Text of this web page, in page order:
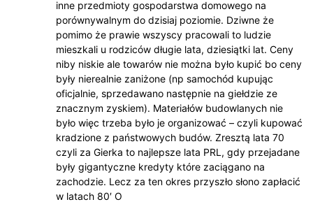
inne przedmioty gospodarstwa domowego na
porównywalnym do dzisiaj poziomie. Dziwne że
pomimo że prawie wszyscy pracowali to ludzie
mieszkali u rodziców długie lata, dziesiątki lat. Ceny
niby niskie ale towarów nie można było kupić bo ceny
były nierealnie zaniżone (np samochód kupując
oficjalnie, sprzedawano następnie na giełdzie ze
znacznym zyskiem). Materiałów budowlanych nie
było więc trzeba było je organizować – czyli kupować
kradzione z państwowych budów. Zresztą lata 70
czyli za Gierka to najlepsze lata PRL, gdy przejadane
były gigantyczne kredyty które zaciągano na
zachodzie. Lecz za ten okres przyszło słono zapłacić
w latach 80′ O